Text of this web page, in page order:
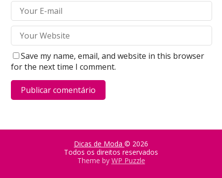
Save my name, email, and website in this browser
for the next time I comment.
Dicas de Moda © 2026
Todos os direitos reservados
Theme by WP Puzzle